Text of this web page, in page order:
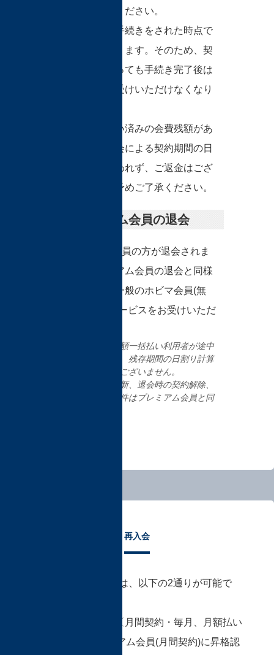
手続きをしてください。
退会は、退会手続きをされた時点で
契約解除となります。そのため、契
約期間内であっても手続き完了後は
サービスをお受けいただけなくなり
なお、お支払い済みの会費残額があ
りましても退会による契約期間の日
割り計算は行われず、ご返金はござ
いませんので予めご了承ください。
Sプレミアム会員の退会
Sプレミアム会員の方が退会されま
すと、プレミアム会員の退会と同様
に、その方は一般のホビマ会員(無
料)となってサービスをお受けいただ
年間契約の年額一括払い利用者が途中
退会されても、残存期間の日割り計算
による返金はございません。
そのほか、更新、退会時の契約解除、
ご返金等の条件はプレミアム会員と同
再入会
有料会員への再入会は、以下の2通りが可能で
□ プレミアム会員〔月間契約・毎月、月額払い
/ 1年継続でSプレミアム会員(月間契約)に昇格認